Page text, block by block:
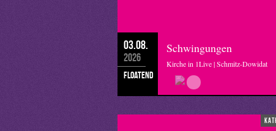
03.08.
2026
floatend
Schwingungen
Kirche in 1Live | Schmitz-Dowidat